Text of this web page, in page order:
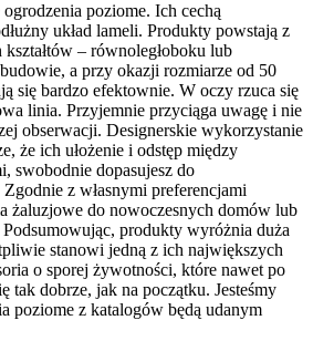
poziome. Ich cechą
układ lameli. Produkty powstają z
– równoległoboku lub
a przy okazji rozmiarze od 50
się bardzo efektownie. W oczy rzuca się
linia. Przyjemnie przyciąga uwagę i nie
obserwacji. Designerskie wykorzystanie
że ich ułożenie i odstęp między
swobodnie dopasujesz do
z własnymi preferencjami
żaluzjowe do nowoczesnych domów lub
Podsumowując, produkty wyróżnia duża
stanowi jedną z ich największych
o sporej żywotności, które nawet po
tak dobrze, jak na początku. Jesteśmy
poziome z katalogów będą udanym